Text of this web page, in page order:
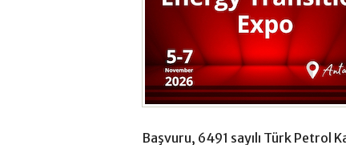
Başvuru, 6491 sayılı Türk Petrol